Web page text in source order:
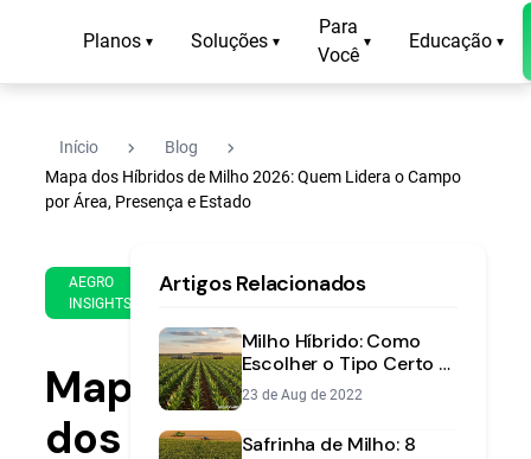
Planos ▾ Soluções ▾
Para
Você
▾ Educação ▾
Início navigate_next Blog navigate_next
Mapa dos Híbridos de Milho 2026: Quem Lidera o Campo
por Área, Presença e Estado
AEGRO
INSIGHTS
Jun
2026
min
leitura
Mapa
dos
Artigos Relacionados
Milho Híbrido: Como
Escolher o Tipo Certo e
Aumentar
Produtividade
23 de Aug de 2022
Safrinha de Milho: 8